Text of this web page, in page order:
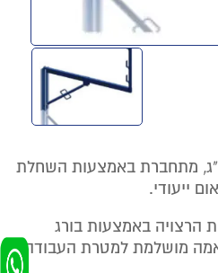
לעומס של 1500 ק"ג, מתחברת באמצעות השחלת
ייעודי.
הרצויה באמצעות בורג
מושלמת למטרת העבודה.